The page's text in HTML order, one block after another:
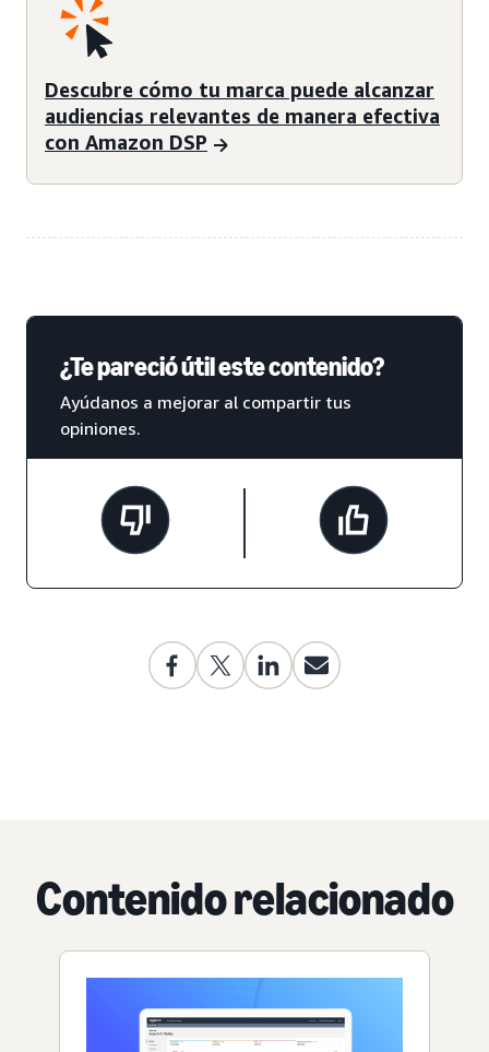
Descubre cómo tu marca puede alcanzar
audiencias relevantes de manera efectiva
con Amazon DSP
¿Te pareció útil este contenido?
Ayúdanos a mejorar al compartir tus
opiniones.
Contenido relacionado